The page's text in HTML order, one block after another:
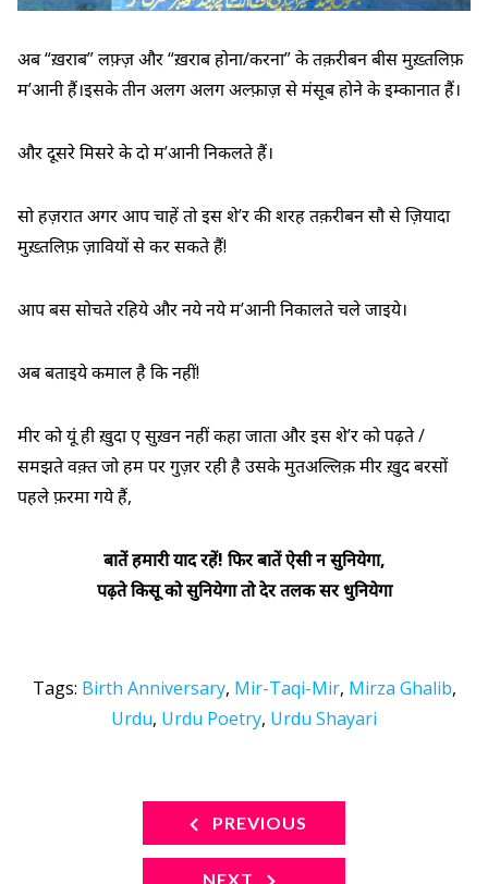
अब “ख़राब” लफ़्ज़ और “ख़राब होना/करना” के तक़रीबन बीस मुख़्तलिफ़
म’आनी हैं।इसके तीन अलग अलग अल्फ़ाज़ से मंसूब होने के इम्कानात हैं।
और दूसरे मिसरे के दो म’आनी निकलते हैं।
सो हज़रात अगर आप चाहें तो इस शे’र की शरह तक़रीबन सौ से ज़ियादा
मुख़्तलिफ़ ज़ावियों से कर सकते हैं!
आप बस सोचते रहिये और नये नये म’आनी निकालते चले जाइये।
अब बताइये कमाल है कि नहीं!
मीर को यूं ही ख़ुदा ए सुख़न नहीं कहा जाता और इस शे’र को पढ़ते /
समझते वक़्त जो हम पर गुज़र रही है उसके मुतअल्लिक़ मीर ख़ुद बरसों
पहले फ़रमा गये हैं,
बातें हमारी याद रहें! फिर बातें ऐसी न सुनियेगा,
पढ़ते किसू को सुनियेगा तो देर तलक सर धुनियेगा
Tags: Birth Anniversary, Mir-Taqi-Mir, Mirza Ghalib,
Urdu, Urdu Poetry, Urdu Shayari
PREVIOUS
NEXT